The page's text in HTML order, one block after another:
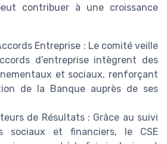
contribuer à une croissance
Entreprise : Le comité veille
d'entreprise intègrent des
et sociaux, renforçant
de la Banque auprès de ses
de Résultats : Grâce au suivi
sociaux et financiers, le CSE